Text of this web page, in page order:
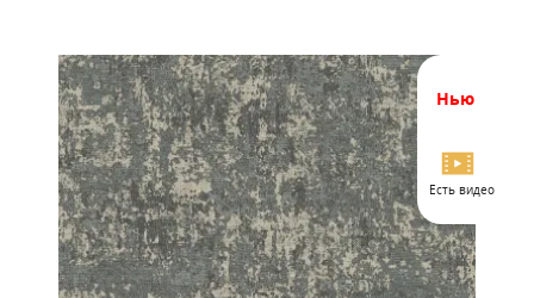
нью
Есть видео